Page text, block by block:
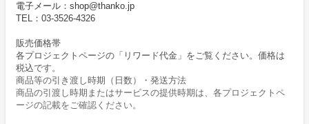
電子メール：shop@thanko.jp
TEL：03-3526-4326
販売価格帯
各プロジェクトページの「リワード代金」をご覧ください。価格は
税込です。
商品等の引き渡し時期（日数）・発送方法
商品の引渡し時期またはサービスの提供時期は、各プロジェクトペ
ージの記載をご確認ください。